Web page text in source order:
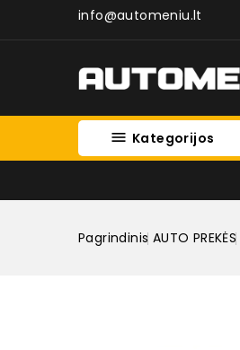
info@automeniu.lt
 Kategorijos
Pagrindinis AUTO PREKĖS